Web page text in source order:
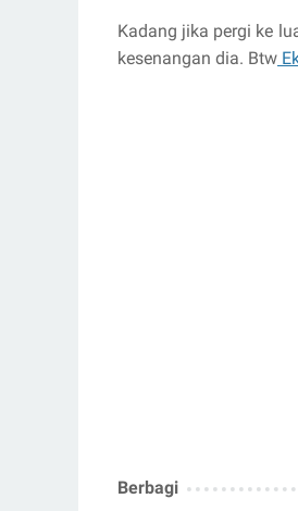
Kadang jika pergi ke
kesenangan dia. Btw
Berbagi